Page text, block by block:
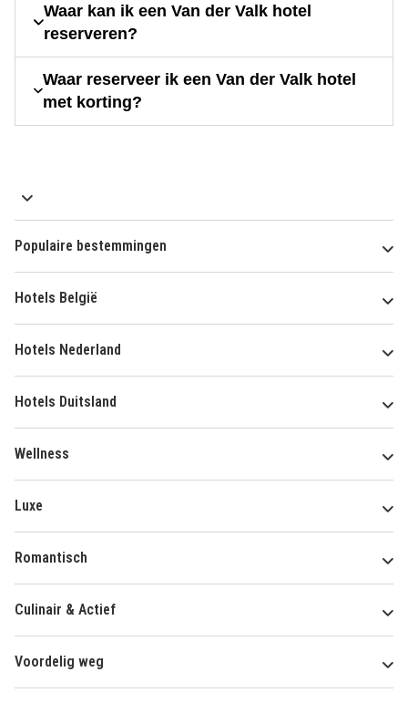
Waar kan ik een Van der Valk hotel
reserveren?
Waar reserveer ik een Van der Valk hotel
met korting?
Populaire bestemmingen
Hotels België
Hotels Nederland
Hotels Duitsland
Wellness
Luxe
Romantisch
Culinair & Actief
Voordelig weg